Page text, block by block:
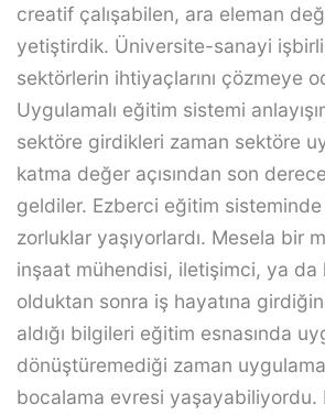
creatif çalışabilen, ara eleman
yetiştirdik. Üniversite-sanayi
sektörlerin ihtiyaçlarını çözmeye
Uygulamalı eğitim sistemi
sektöre girdikleri zaman sektöre
katma değer açısından son
geldiler. Ezberci eğitim
zorluklar yaşıyorlardı. Mesela bir
inşaat mühendisi, iletişimci, ya da
olduktan sonra iş hayatına
aldığı bilgileri eğitim esnasında
dönüştüremediği zaman uygulama
bocalama evresi yaşayabiliyordu.